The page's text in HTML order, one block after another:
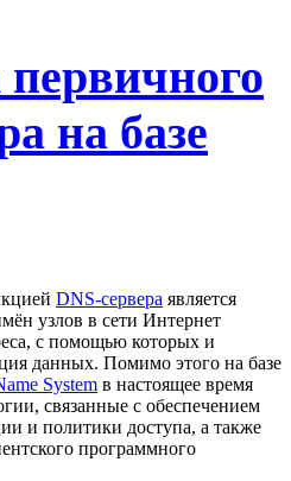
на базе
DNS-сервера является
узлов в сети Интернет
с помощью которых и
данных. Помимо этого на базе
System в настоящее время
связанные с обеспечением
и политики доступа, а также
программного